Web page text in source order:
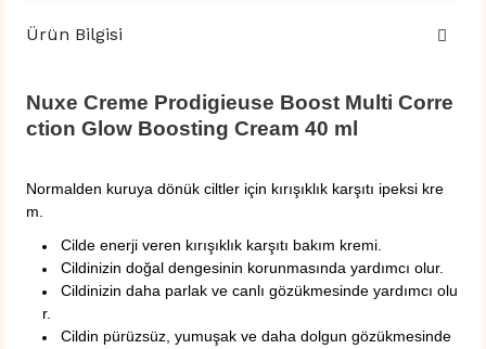
Ürün Bilgisi
Nuxe Creme Prodigieuse Boost Multi Corre
ction Glow Boosting Cream 40 ml
Normalden kuruya dönük ciltler için kırışıklık karşıtı ipeksi kre
m.
Cilde enerji veren kırışıklık karşıtı bakım kremi.
Cildinizin doğal dengesinin korunmasında yardımcı olur.
Cildinizin daha parlak ve canlı gözükmesinde yardımcı olu
r.
Cildin pürüzsüz, yumuşak ve daha dolgun gözükmesinde